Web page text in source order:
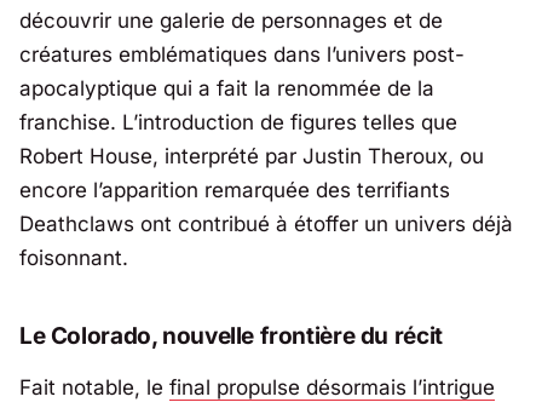
découvrir une galerie de personnages et de
créatures emblématiques dans l’univers post-
apocalyptique qui a fait la renommée de la
franchise. L’introduction de figures telles que
Robert House, interprété par Justin Theroux, ou
encore l’apparition remarquée des terrifiants
Deathclaws ont contribué à étoffer un univers déjà
foisonnant.
Le Colorado, nouvelle frontière du récit
Fait notable, le final propulse désormais l’intrigue